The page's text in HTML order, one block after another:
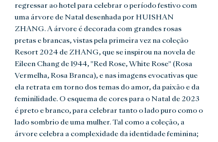
regressar ao hotel para celebrar o período festivo com
uma árvore de Natal desenhada por HUISHAN
ZHANG. A árvore é decorada com grandes rosas
pretas e brancas, vistas pela primeira vez na coleção
Resort 2024 de ZHANG, que se inspirou na novela de
Eileen Chang de 1944, "Red Rose, White Rose" (Rosa
Vermelha, Rosa Branca), e nas imagens evocativas que
ela retrata em torno dos temas do amor, da paixão e da
feminilidade. O esquema de cores para o Natal de 2023
é preto e branco, para celebrar tanto o lado puro como o
lado sombrio de uma mulher. Tal como a coleção, a
árvore celebra a complexidade da identidade feminina;